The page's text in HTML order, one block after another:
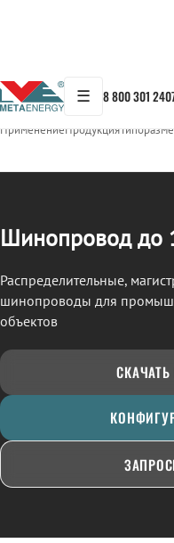
☰ 8 800 301
← Продукция/ШИНОПРОВОД
ПрименениеПродукция
Шинопровод до
Распределительные,
шинопроводы для
объектов
СКАЧАТЬ